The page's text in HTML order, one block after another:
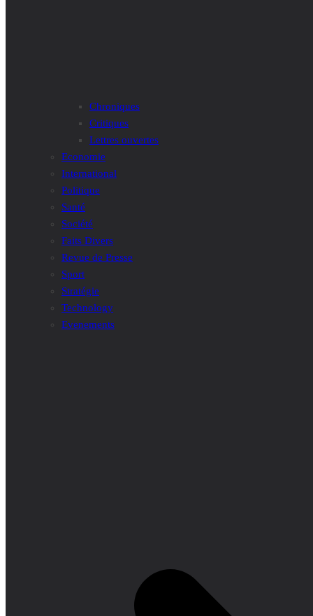
Chroniques
Critiques
Lettres ouvertes
Economie
International
Politique
Santé
Société
Faits Divers
Revue de Presse
Sport
Stratégie
Technology
Evenements